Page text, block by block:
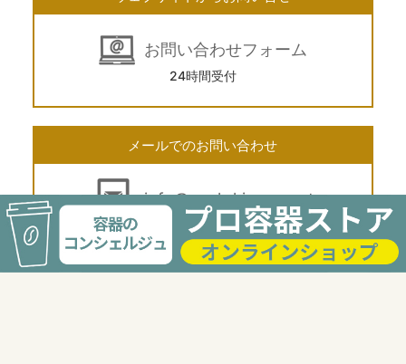
お問い合わせフォーム
24時間受付
メールでのお問い合わせ
info@pack-kimura.net
24時間受付